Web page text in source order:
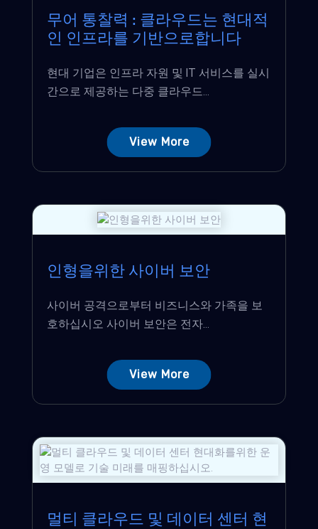
무어 통찰력 : 클라우드는 현대적
인 인프라를 기반으로합니다
현대 기업은 인프라 자원 및 IT 서비스를 실시
간으로 제공하는 다중 클라우드...
View More
인형을위한 사이버 보안
사이버 공격으로부터 비즈니스와 가족을 보
호하십시오 사이버 보안은 전자...
View More
멀티 클라우드 및 데이터 센터 현